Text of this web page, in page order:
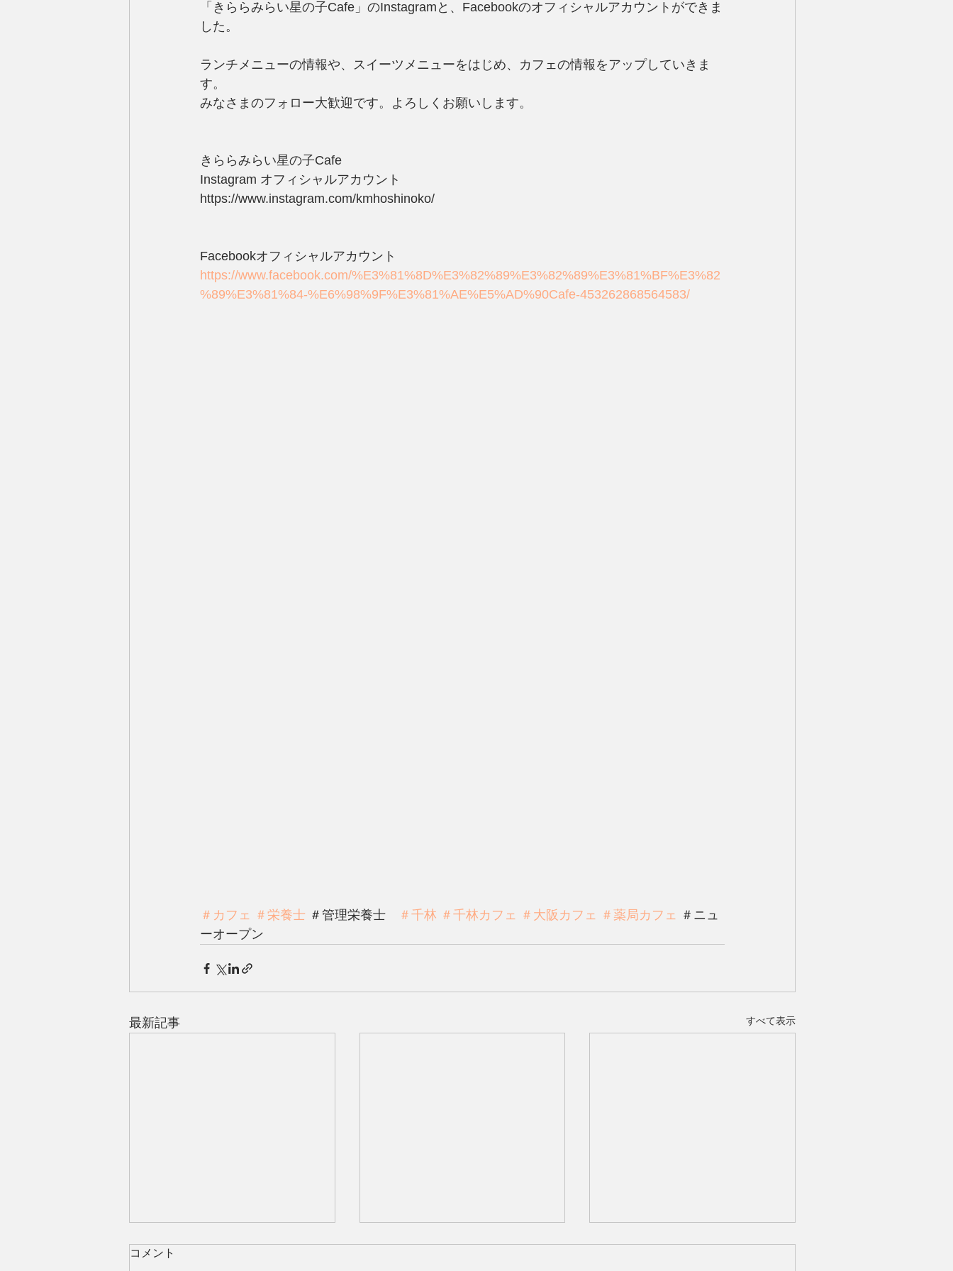
「きららみらい星の子Cafe」のInstagramと、Facebookのオフィシャルアカウントができま
した。
ランチメニューの情報や、スイーツメニューをはじめ、カフェの情報をアップしていきま
す。
みなさまのフォロー大歓迎です。よろしくお願いします。
きららみらい星の子Cafe
Instagram オフィシャルアカウント
https://www.instagram.com/kmhoshinoko/
Facebookオフィシャルアカウント
https://www.facebook.com/%E3%81%8D%E3%82%89%E3%82%89%E3%81%BF%E3%82
%89%E3%81%84-%E6%98%9F%E3%81%AE%E5%AD%90Cafe-453262868564583/
＃カフェ ＃栄養士 ＃管理栄養士 ＃千林 ＃千林カフェ ＃大阪カフェ ＃薬局カフェ ＃ニュ
ーオープン
最新記事 すべて表示
コメント